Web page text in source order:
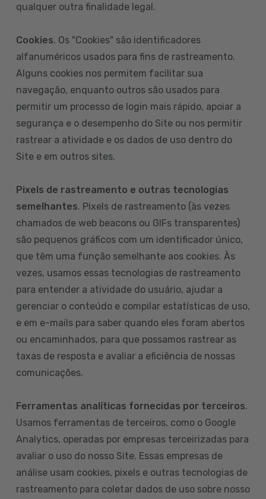
qualquer outra finalidade legal.
Cookies. Os "Cookies" são identificadores
alfanuméricos usados para fins de rastreamento.
Alguns cookies nos permitem facilitar sua
navegação, enquanto outros são usados para
permitir um processo de login mais rápido, apoiar a
segurança e o desempenho do Site ou nos permitir
rastrear a atividade e os dados de uso dentro do
Site e em outros sites.
Pixels de rastreamento e outras tecnologias
semelhantes. Pixels de rastreamento (às vezes
chamados de web beacons ou GIFs transparentes)
são pequenos gráficos com um identificador único,
que têm uma função semelhante aos cookies. Às
vezes, usamos essas tecnologias de rastreamento
para entender a atividade do usuário, ajudar a
gerenciar o conteúdo e compilar estatísticas de uso,
e em e-mails para saber quando eles foram abertos
ou encaminhados, para que possamos rastrear as
taxas de resposta e avaliar a eficiência de nossas
comunicações.
Ferramentas analíticas fornecidas por terceiros.
Usamos ferramentas de terceiros, como o Google
Analytics, operadas por empresas terceirizadas para
avaliar o uso do nosso Site. Essas empresas de
análise usam cookies, pixels e outras tecnologias de
rastreamento para coletar dados de uso sobre nosso